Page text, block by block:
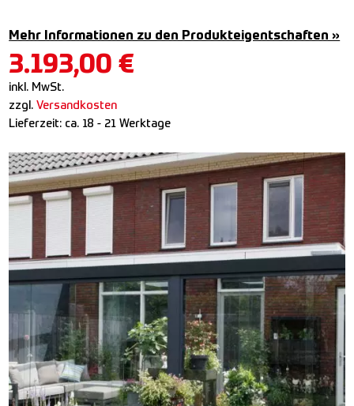
Mehr Informationen zu den Produkteigentschaften »
3.193,00 €
inkl. MwSt.
zzgl.Versandkosten
Lieferzeit: ca. 18 - 21 Werktage